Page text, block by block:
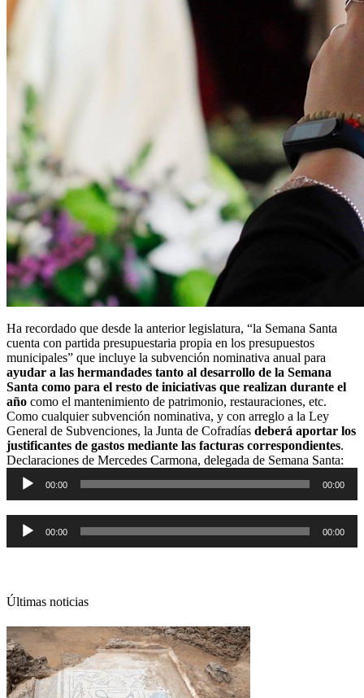
Ha recordado que desde la anterior legislatura, “la Semana Santa
cuenta con partida presupuestaria propia en los presupuestos
municipales” que incluye la subvención nominativa anual para
ayudar a las hermandades tanto al desarrollo de la Semana
Santa como para el resto de iniciativas que realizan durante el
año como el mantenimiento de patrimonio, restauraciones, etc.
Como cualquier subvención nominativa, y con arreglo a la Ley
General de Subvenciones, la Junta de Cofradías deberá aportar los
justificantes de gastos mediante las facturas correspondientes.
Declaraciones de Mercedes Carmona, delegada de Semana Santa:
Reproductor
audio
00:00 00:00
Reproductor
audio
00:00 00:00
Últimas noticias